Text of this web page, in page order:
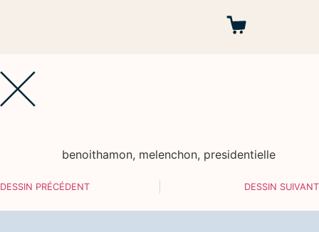
benoithamon, melenchon, presidentielle
DESSIN PRÉCÉDENT DESSIN SUIVANT